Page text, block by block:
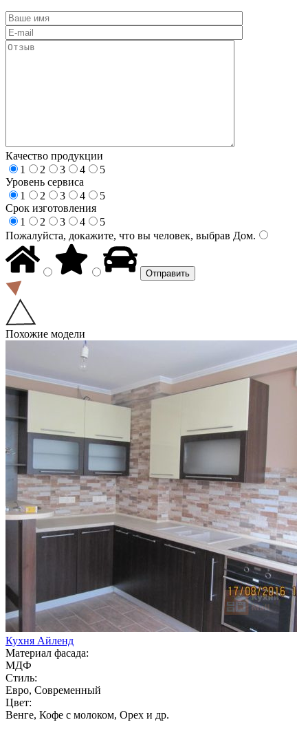
Качество продукции
1
2 3 4
5
Уровень сервиса
1
2 3 4
5
Срок изготовления
1
2 3 4
5
Пожалуйста, докажите, что вы человек, выбрав Дом.
Похожие модели
Кухня Айленд
Материал фасада:
МДФ
Стиль:
Евро, Современный
Цвет:
Венге, Кофе с молоком, Орех и др.